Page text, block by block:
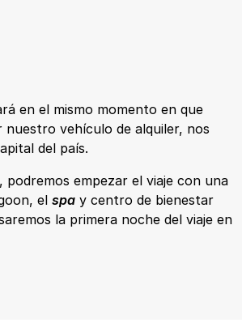
en el mismo momento en que
nuestro vehículo de alquiler, nos
del país.
empezar el viaje con una
el spa y centro de bienestar
la primera noche del viaje en